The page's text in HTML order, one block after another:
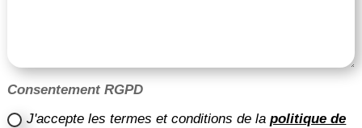
Consentement RGPD
J'accepte les termes et conditions de lapolitique de